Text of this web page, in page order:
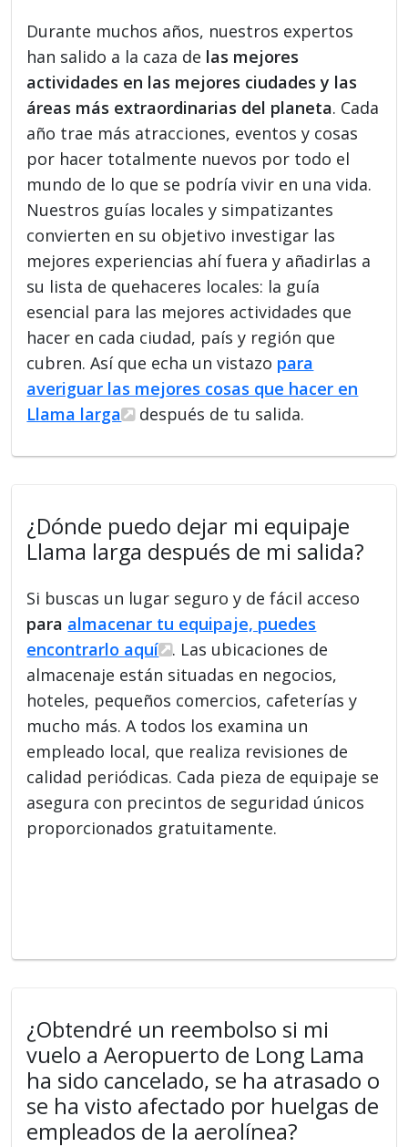
Durante muchos años, nuestros expertos
han salido a la caza de las mejores
actividades en las mejores ciudades y las
áreas más extraordinarias del planeta. Cada
año trae más atracciones, eventos y cosas
por hacer totalmente nuevos por todo el
mundo de lo que se podría vivir en una vida.
Nuestros guías locales y simpatizantes
convierten en su objetivo investigar las
mejores experiencias ahí fuera y añadirlas a
su lista de quehaceres locales: la guía
esencial para las mejores actividades que
hacer en cada ciudad, país y región que
cubren. Así que echa un vistazo para
averiguar las mejores cosas que hacer en
Llama larga
después de tu salida.
¿Dónde puedo dejar mi equipaje
Llama larga después de mi salida?
Si buscas un lugar seguro y de fácil acceso
para almacenar tu equipaje, puedes
encontrarlo aquí
. Las ubicaciones de
almacenaje están situadas en negocios,
hoteles, pequeños comercios, cafeterías y
mucho más. A todos los examina un
empleado local, que realiza revisiones de
calidad periódicas. Cada pieza de equipaje se
asegura con precintos de seguridad únicos
proporcionados gratuitamente.
¿Obtendré un reembolso si mi
vuelo a Aeropuerto de Long Lama
ha sido cancelado, se ha atrasado o
se ha visto afectado por huelgas de
empleados de la aerolínea?